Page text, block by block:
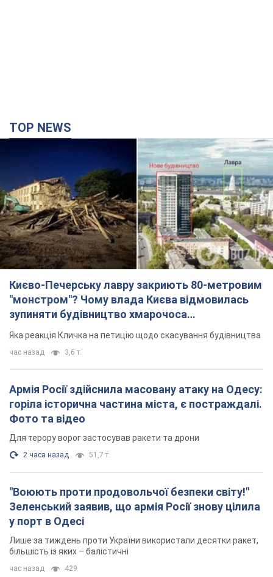
TOP NEWS
Києво-Печерську лавру закриють 80-метровим
"монстром"? Чому влада Києва відмовилась
зупиняти будівництво хмарочоса
"московського вірянина"
Яка реакція Кличка на петицію щодо скасування будівництва
час назад 3,6 т.
Армія Росії здійснила масовану атаку на Одесу:
горіла історична частина міста, є постраждалі.
Фото та відео
Для терору ворог застосував ракети та дрони
2 часа назад 51,7 т.
"Воюють проти продовольчої безпеки світу!"
Зеленський заявив, що армія Росії знову цілила
у порт в Одесі
Лише за тиждень проти України використали десятки ракет,
більшість із яких – балістичні
час назад 429